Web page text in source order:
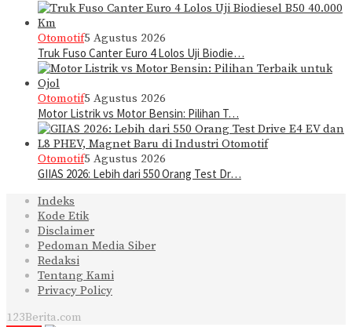
Otomotif5 Agustus 2026
Truk Fuso Canter Euro 4 Lolos Uji Biodie…
Otomotif5 Agustus 2026
Motor Listrik vs Motor Bensin: Pilihan T…
Otomotif5 Agustus 2026
GIIAS 2026: Lebih dari 550 Orang Test Dr…
Indeks
Kode Etik
Disclaimer
Pedoman Media Siber
Redaksi
Tentang Kami
Privacy Policy
123Berita.com